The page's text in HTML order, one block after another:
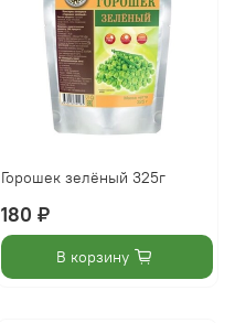
Горошек зелёный 325г
180 ₽
В корзину